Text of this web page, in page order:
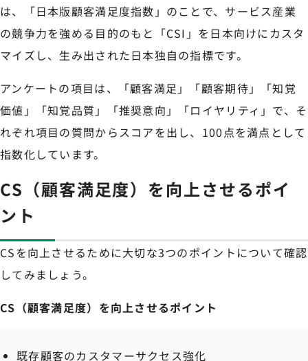
は、「日本版顧客満足度指数」のことで、サービス産業
の競争力を強める目的のもと「CSI」を日本向けにカスタ
マイズし、生み出された日本独自の指標です。
アンケートの項目は、「顧客満足」「顧客期待」「知覚
価値」「知覚品質」「推奨意向」「ロイヤリティ」で、そ
れぞれ項目の質問からスコアを出し、100点を満点として
指数化しています。
CS（顧客満足度）を向上させるポイ
ント
CSを向上させるために大切な3つのポイントについて確認
してみましょう。
CS（顧客満足度）を向上させるポイント
既存顧客のカスタマーサクセス強化